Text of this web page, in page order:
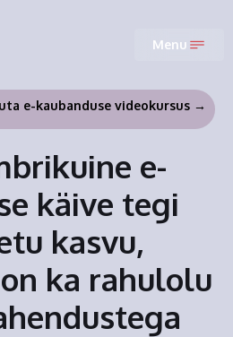
Menu
e-kaubanduse videokursus →
e-
käive tegi
kasvu,
ka rahulolu